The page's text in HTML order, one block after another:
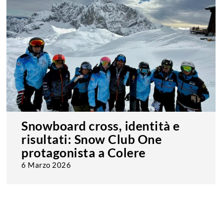
Snowboard cross, identità e
risultati: Snow Club One
protagonista a Colere
6 Marzo 2026